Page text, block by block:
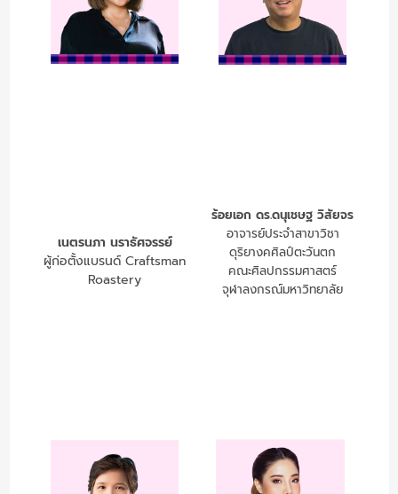
เนตรนภา นราธัศจรรย์
ผู้ก่อตั้งแบรนด์ Craftsman
Roastery
ร้อยเอก ดร.ดนุเชษฐ วิสัยจร
อาจารย์ประจำสาขาวิชา
ดุริยางคศิลป์ตะวันตก
คณะศิลปกรรมศาสตร์
จุฬาลงกรณ์มหาวิทยาลัย